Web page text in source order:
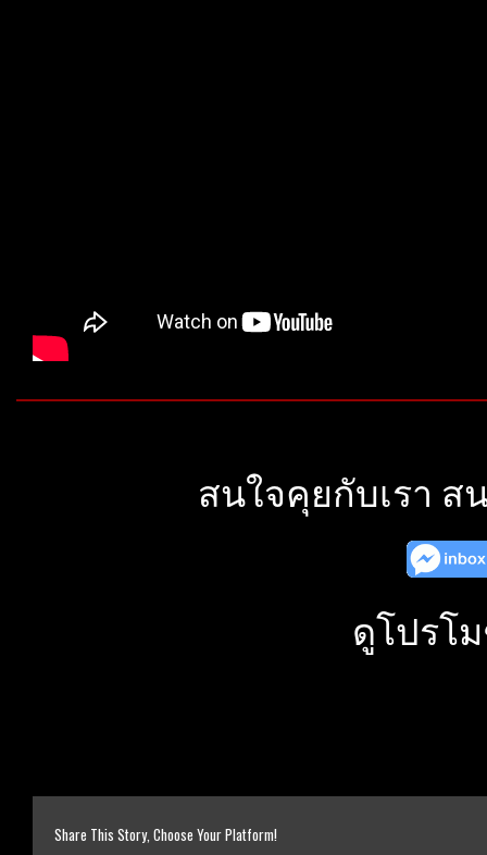
สนใจคุยกับเรา ส
ดูโปรโ
Share This Story, Choose Your Platform!